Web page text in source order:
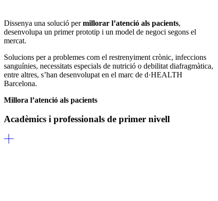
Dissenya una solució permillorar l’atenció als pacients,
desenvolupa un primer prototip i un model de negoci segons el
mercat.
Solucions per a problemes com el restrenyiment crònic, infeccions
sanguínies, necessitats especials de nutrició o debilitat diafragmàtica,
entre altres, s’han desenvolupat en el marc de d·HEALTH
Barcelona.
Millora l’atenció als pacients
Acadèmics i professionals de primer nivell